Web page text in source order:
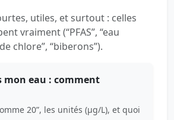
utiles, et surtout : celles
vraiment (“PFAS”, “eau
chlore”, “biberons”).
mon eau : comment
20”, les unités (µg/L), et quoi